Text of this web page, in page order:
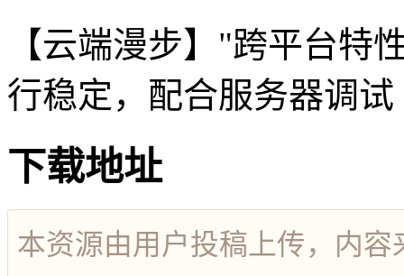
【云端漫步】"跨平台特
行稳定，配合服务器调
下载地址
本资源由用户投稿上传，内